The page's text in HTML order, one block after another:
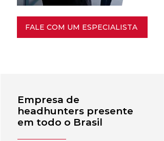
FALE COM UM ESPECIALISTA
Empresa de
headhunters presente
em todo o Brasil